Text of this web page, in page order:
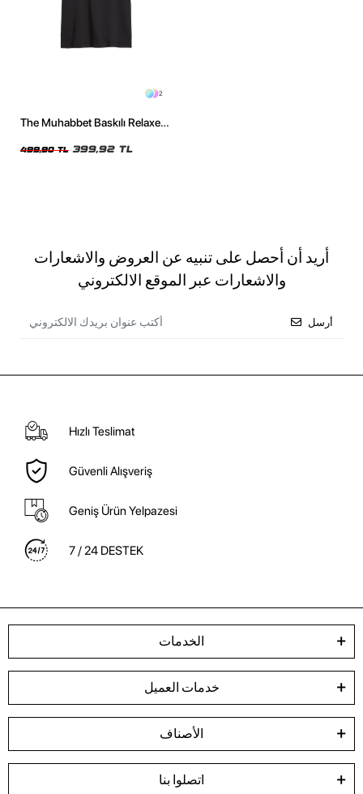
2
The Muhabbet Baskılı Relaxed
499,90 TL 399,92 TL
أريد أن أحصل على تنبيه عن العروض والاشعارات
والاشعارات عبر الموقع الالكتروني
أرسل
Hızlı Teslimat
Güvenli Alışveriş
Geniş Ürün Yelpazesi
7 / 24 DESTEK
الخدمات
خدمات العميل
الأصناف
اتصلوا بنا